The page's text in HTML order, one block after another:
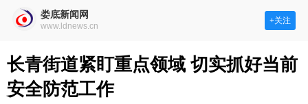
娄底新闻网
www.ldnews.cn
+关注
长青街道紧盯重点领域 切实抓好当前
安全防范工作